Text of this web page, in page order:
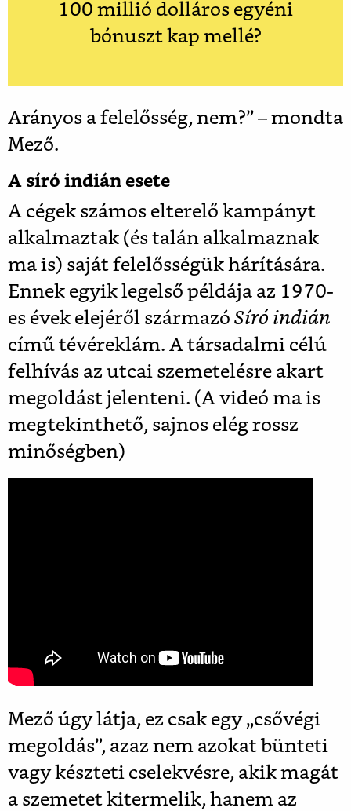
100 millió dolláros egyéni
bónuszt kap mellé?
Arányos a felelősség, nem?” – mondta
Mező.
A síró indián esete
A cégek számos elterelő kampányt
alkalmaztak (és talán alkalmaznak
ma is) saját felelősségük hárítására.
Ennek egyik legelső példája az 1970-
es évek elejéről származó Síró indián
című tévéreklám. A társadalmi célú
felhívás az utcai szemetelésre akart
megoldást jelenteni. (A videó ma is
megtekinthető, sajnos elég rossz
minőségben)
Mező úgy látja, ez csak egy „csővégi
megoldás”, azaz nem azokat bünteti
vagy készteti cselekvésre, akik magát
a szemetet kitermelik, hanem az